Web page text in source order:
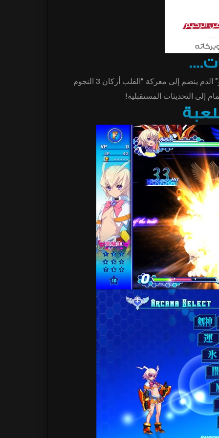
الحرف الجديد للعب “مينوري امانوهارا” والجديدة أركانا “ايتشاو” الدم ينضم إلى معركة “القلب أركان 3 النجوم
إلى التحديثات المستقبلية!